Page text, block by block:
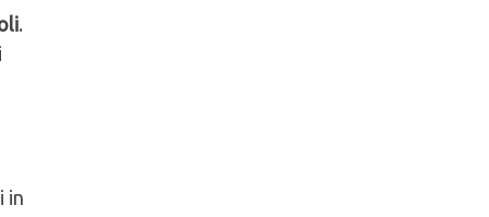
.
in